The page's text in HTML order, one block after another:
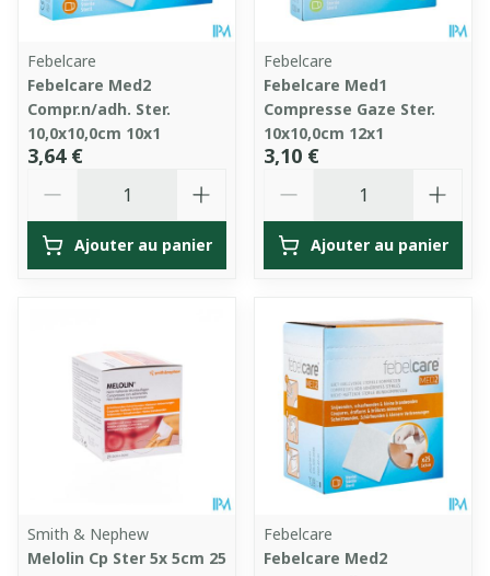
Febelcare
Febelcare Med2
Compr.n/adh. Ster.
10,0x10,0cm 10x1
3,64 €
Ajouter au panier
Febelcare
Febelcare Med1
Compresse Gaze Ster.
10x10,0cm 12x1
3,10 €
Ajouter au panier
Smith & Nephew
Melolin Cp Ster 5x 5cm 25
Febelcare
Febelcare Med2